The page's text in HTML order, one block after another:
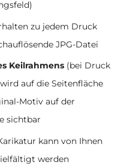
zu jedem Druck
JPG-Datei
Keilrahmens (bei Druck
auf die Seitenfläche
Motiv auf der
sichtbar
kann von Ihnen
werden